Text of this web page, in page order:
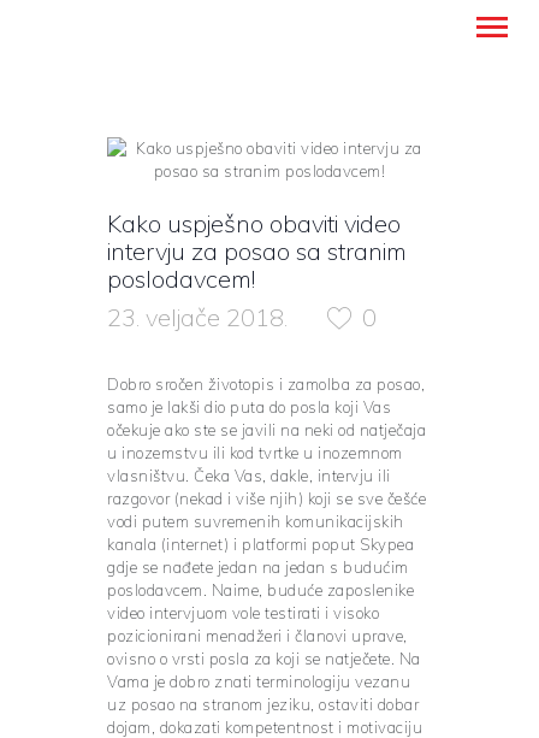
PREVODITELJSKE USLUGE
UČENJE STRANIH JEZIKA
O NAMA
KONTAKT
HRVATSKI
Kako uspješno obaviti video
intervju za posao sa stranim
poslodavcem!
23. veljače 2018.
0
Dobro sročen životopis i zamolba za posao,
samo je lakši dio puta do posla koji Vas
očekuje ako ste se javili na neki od natječaja
u inozemstvu ili kod tvrtke u inozemnom
vlasništvu. Čeka Vas, dakle, intervju ili
razgovor (nekad i više njih) koji se sve češće
vodi putem suvremenih komunikacijskih
kanala (internet) i platformi poput Skypea
gdje se nađete jedan na jedan s budućim
poslodavcem. Naime, buduće zaposlenike
video intervjuom vole testirati i visoko
pozicionirani menadžeri i članovi uprave,
ovisno o vrsti posla za koji se natječete. Na
Vama je dobro znati terminologiju vezanu
uz posao na stranom jeziku, ostaviti dobar
dojam, dokazati kompetentnost i motivaciju